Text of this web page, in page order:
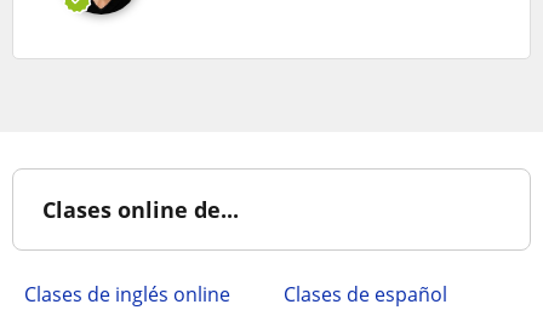
Clases online de...
Clases de inglés online
Clases de español